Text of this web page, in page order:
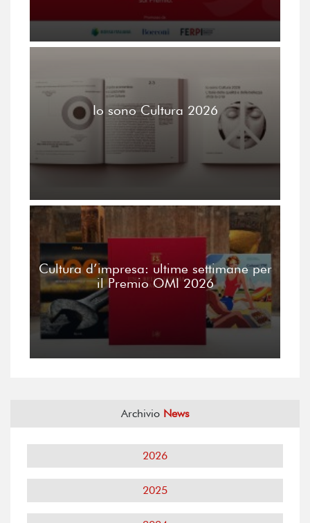
Io sono Cultura 2026
Cultura d’impresa: ultime settimane per
il Premio OMI 2026
Archivio News
2026
2025